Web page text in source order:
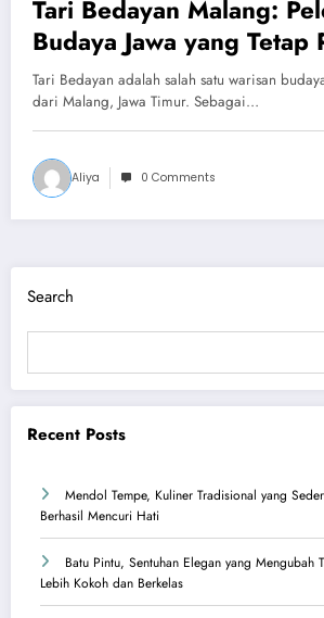
Tari Bedayan Malang:
Budaya Jawa yang Tetap
Era Modern
Tari Bedayan adalah salah satu warisan
dari Malang, Jawa Timur. Sebagai…
Aliya 0 Comments
Search
Recent Posts
Mendol Tempe, Kuliner Tradisional yang
Berhasil Mencuri Hati
Batu Pintu, Sentuhan Elegan yang Mengubah
Lebih Kokoh dan Berkelas